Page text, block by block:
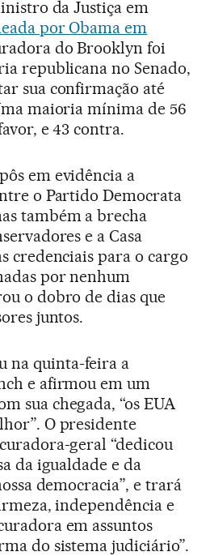
da Justiça em
por Obama em
do Brooklyn foi
republicana no Senado,
sua confirmação até
maioria mínima de 56
e 43 contra.
em evidência a
o Partido Democrata
também a brecha
e a Casa
credenciais para o cargo
por nenhum
o dobro de dias que
juntos.
na quinta-feira a
e afirmou em um
sua chegada, “os EUA
O presidente
geral “dedicou
da igualdade e da
democracia”, e trará
independência e
em assuntos
do sistema judiciário”.